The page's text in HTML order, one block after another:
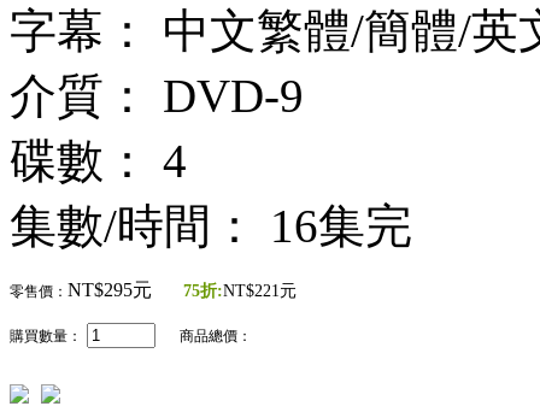
字幕： 中文繁體/簡體/英
介質： DVD-9
碟數： 4
集數/時間： 16集完
零售價： NT$295元 75折:NT$221元
購買數量： 商品總價：